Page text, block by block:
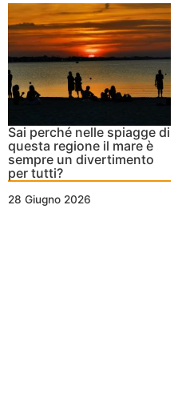
Sai perché nelle spiagge di
questa regione il mare è
sempre un divertimento
per tutti?
28 Giugno 2026